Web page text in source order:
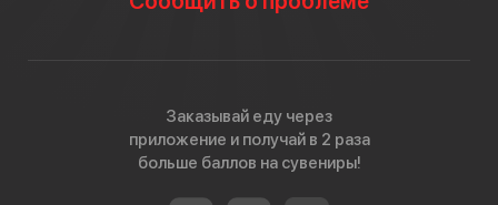
Заказывай еду через
приложение и получай в 2 раза
больше баллов на сувениры!